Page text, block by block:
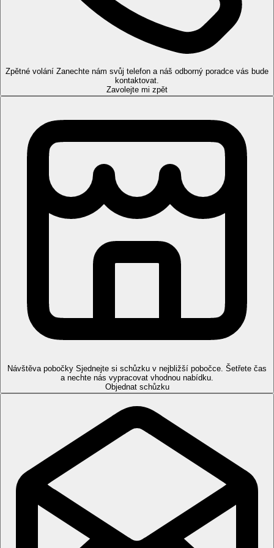
centra: 25 km
nákupní možnosti: 5 min. jízdy
TV/sat.
minibar
Ostatní typy pokojů (pokud není uvedeno jinak, mají
pokoje výše uvedené vybavení)
vstupní hala s recepcí
537 pokojů a suit
kavárna
dětský klub a hlídání dětí (za poplatek)
hotel zajišťuje transfer
Snídaně
snídaně formou bufetu
Polopenze
snídaně a večeře formou bufetu
Zpětné volání Zanechte nám svůj telefon a náš odborný poradce vás bude
kontaktovat.
Zavolejte mi zpět
Návštěva pobočky Sjednejte si schůzku v nejbližší pobočce. Šetřete čas
a nechte nás vypracovat vhodnou nabídku.
Objednat schůzku